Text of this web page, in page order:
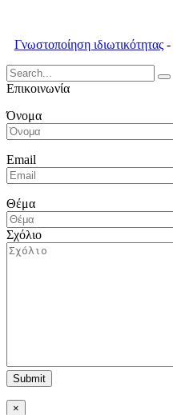
Γνωστοποίηση ιδιωτικότητας-
Search
for:
Επικοινωνία
Όνομα
Email
Θέμα
Σχόλιο
×